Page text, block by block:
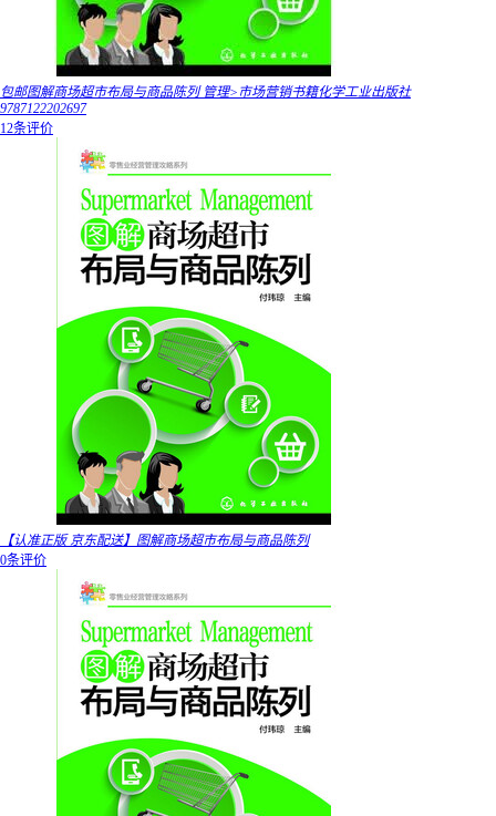
包邮图解商场超市布局与商品陈列 管理>市场营销书籍化学工业出版社
9787122202697
12条评价
【认准正版 京东配送】图解商场超市布局与商品陈列
0条评价